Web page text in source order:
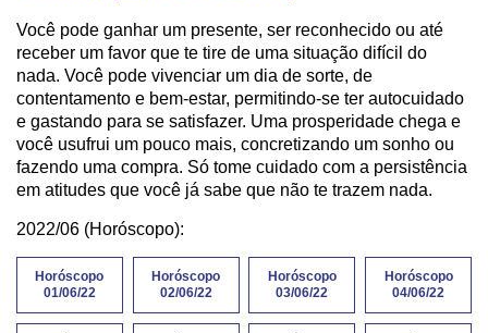
Você pode ganhar um presente, ser reconhecido ou até
receber um favor que te tire de uma situação difícil do
nada. Você pode vivenciar um dia de sorte, de
contentamento e bem-estar, permitindo-se ter autocuidado
e gastando para se satisfazer. Uma prosperidade chega e
você usufrui um pouco mais, concretizando um sonho ou
fazendo uma compra. Só tome cuidado com a persistência
em atitudes que você já sabe que não te trazem nada.
2022/06 (Horóscopo):
Horóscopo
01/06/22
Horóscopo
02/06/22
Horóscopo
03/06/22
Horóscopo
04/06/22